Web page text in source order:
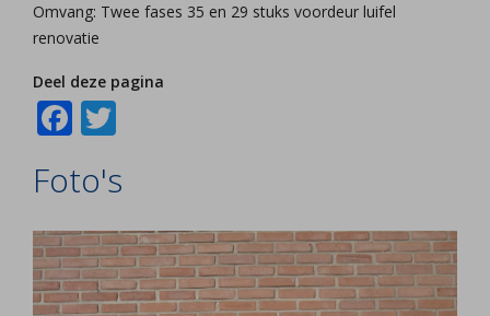
Omvang: Twee fases 35 en 29 stuks voordeur luifel
renovatie
Deel deze pagina
Facebook
Foto's